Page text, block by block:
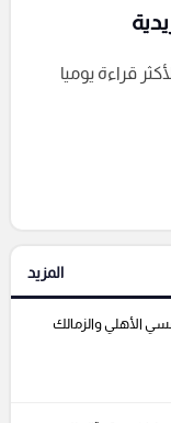
قراءة يوميا
المزيد
الأهلي والزمالك